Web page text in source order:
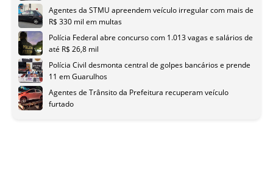
Agentes da STMU apreendem veículo irregular com mais de
R$ 330 mil em multas
Polícia Federal abre concurso com 1.013 vagas e salários de
até R$ 26,8 mil
Polícia Civil desmonta central de golpes bancários e prende
11 em Guarulhos
Agentes de Trânsito da Prefeitura recuperam veículo
furtado